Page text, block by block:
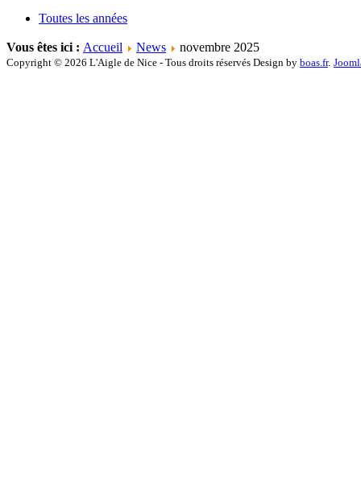
Toutes les années
Vous êtes ici : Accueil News novembre 2025
Copyright © 2026 L'Aigle de Nice - Tous droits réservés Design by boas.fr.